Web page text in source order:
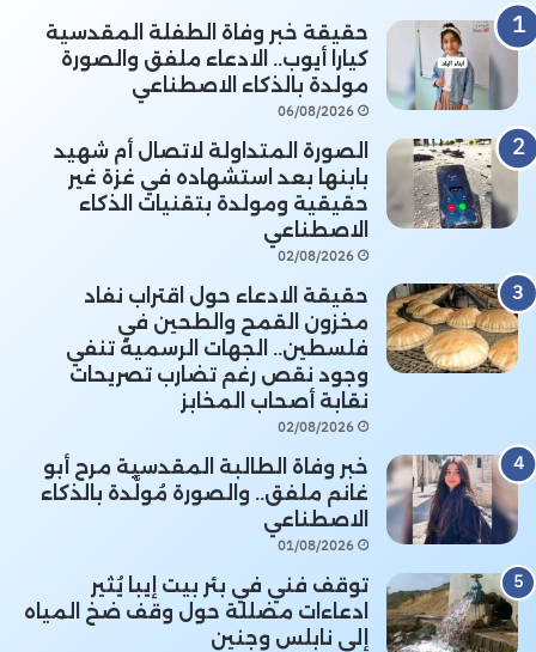
حقيقة خبر وفاة الطفلة المقدسية
كيارا أيوب.. الادعاء ملفق والصورة
مولدة بالذكاء الاصطناعي
06/08/2026
الصورة المتداولة لاتصال أم شهيد
بابنها بعد استشهاده في غزة غير
حقيقية ومولدة بتقنيات الذكاء
الاصطناعي
02/08/2026
حقيقة الادعاء حول اقتراب نفاد
مخزون القمح والطحين في
فلسطين.. الجهات الرسمية تنفي
وجود نقص رغم تضارب تصريحات
نقابة أصحاب المخابز
02/08/2026
خبر وفاة الطالبة المقدسية مرح أبو
غانم ملفق.. والصورة مُولَّدة بالذكاء
الاصطناعي
01/08/2026
توقف فني في بئر بيت إيبا يُثير
ادعاءات مضللة حول وقف ضخ المياه
إلى نابلس وجنين